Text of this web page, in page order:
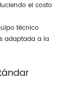
el costo
técnico
adaptada a la